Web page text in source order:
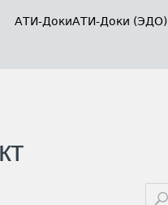
АТИ-ДокиАТИ-Доки (ЭДО)